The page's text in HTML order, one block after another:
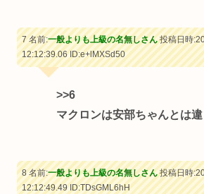
7 名前:一般よりも上級の名無しさん投稿日時
12:12:39.06ID:e+lMXSd50
>>6
マクロンは安部ちゃんとは
8 名前:一般よりも上級の名無しさん投稿日時
12:12:49.49ID:TDsGML6hH